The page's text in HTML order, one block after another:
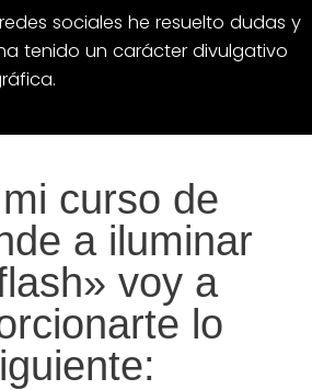
sociales he resuelto dudas y
tenido un carácter divulgativo
curso de
a iluminar
voy a
lo